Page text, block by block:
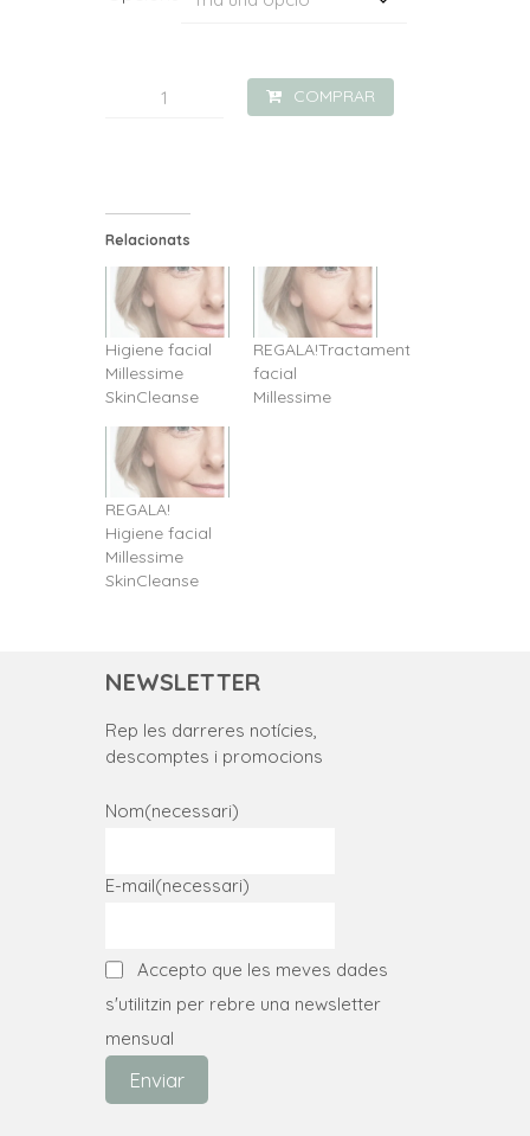
quantitat
Millessime
COMPRAR
Relacionats
Higiene facial
Millessime
SkinCleanse
REGALA!Tractament
facial
Millessime
REGALA!
Higiene facial
Millessime
SkinCleanse
NEWSLETTER
Rep les darreres notícies,
descomptes i promocions
Nom(necessari)
E-mail(necessari)
Accepto que les meves dades
s'utilitzin per rebre una newsletter
mensual
Enviar